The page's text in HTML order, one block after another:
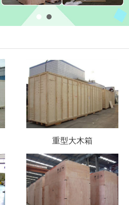
重型大木箱